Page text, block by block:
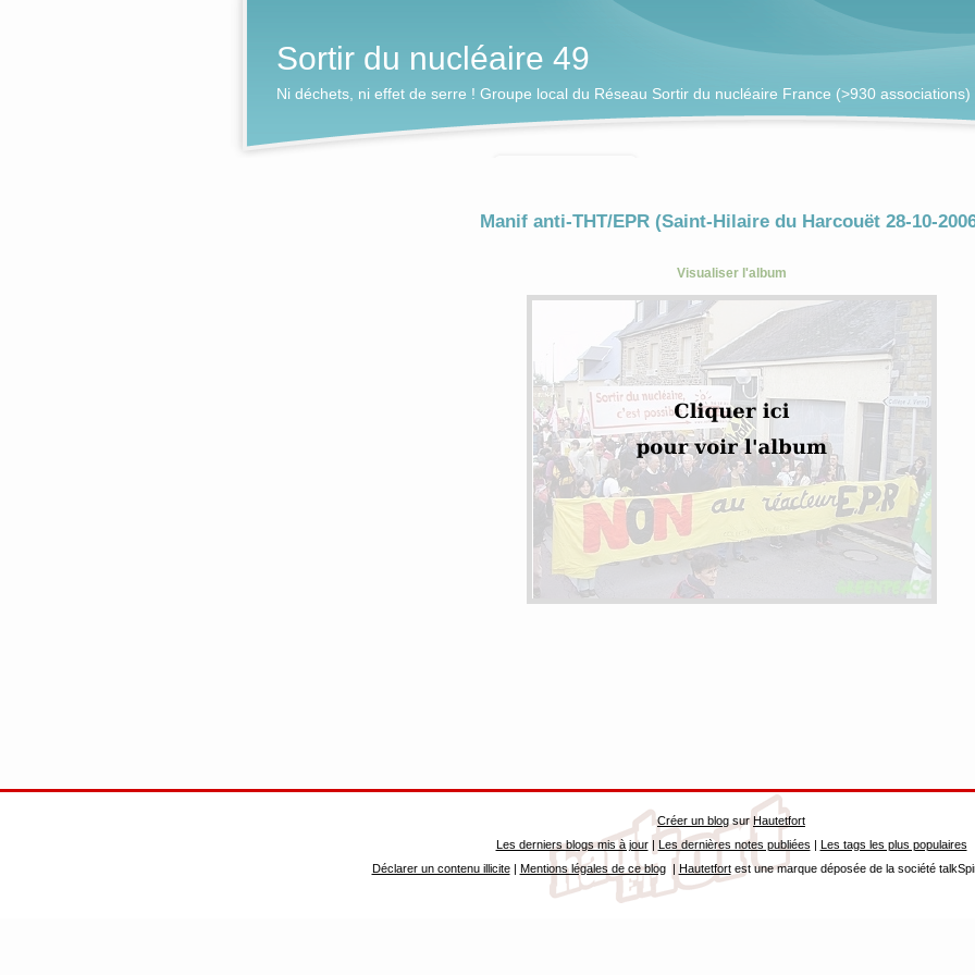
Sortir du nucléaire 49
Ni déchets, ni effet de serre ! Groupe local du Réseau Sortir du nucléaire France (>930 associations)
Manif anti-THT/EPR (Saint-Hilaire du Harcouët 28-10-
Visualiser l'album
Créer un blog sur Hautetfort
Les derniers blogs mis à jour| Les dernières notes publiées
Les tags les plus populaires
Déclarer un contenu illicite| Mentions légales de ce blog| Hautetfortest une marque déposée de la société